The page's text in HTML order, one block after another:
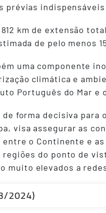
prévias
km de extensão
de pelo menos
uma componente
climática e
Português do Mar e
forma decisiva para
visa assegurar as
o Continente e
do ponto de
muito elevados a
2024)